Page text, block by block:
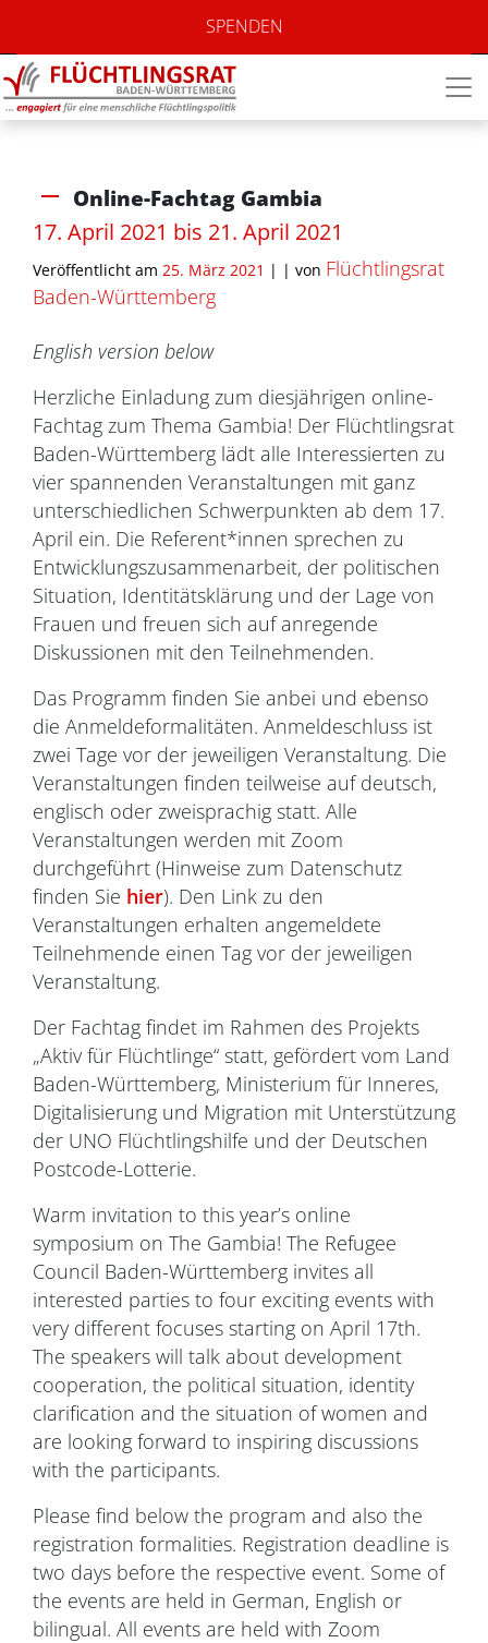
SPENDEN
Online-Fachtag Gambia
17. April 2021 bis 21. April 2021
Veröffentlicht am 25. März 2021 | | von Flüchtlingsrat
Baden-Württemberg
English version below
Herzliche Einladung zum diesjährigen online-
Fachtag zum Thema Gambia! Der Flüchtlingsrat
Baden-Württemberg lädt alle Interessierten zu
vier spannenden Veranstaltungen mit ganz
unterschiedlichen Schwerpunkten ab dem 17.
April ein. Die Referent*innen sprechen zu
Entwicklungszusammenarbeit, der politischen
Situation, Identitätsklärung und der Lage von
Frauen und freuen sich auf anregende
Diskussionen mit den Teilnehmenden.
Das Programm finden Sie anbei und ebenso
die Anmeldeformalitäten. Anmeldeschluss ist
zwei Tage vor der jeweiligen Veranstaltung. Die
Veranstaltungen finden teilweise auf deutsch,
englisch oder zweisprachig statt. Alle
Veranstaltungen werden mit Zoom
durchgeführt (Hinweise zum Datenschutz
finden Sie hier). Den Link zu den
Veranstaltungen erhalten angemeldete
Teilnehmende einen Tag vor der jeweiligen
Veranstaltung.
Der Fachtag findet im Rahmen des Projekts
„Aktiv für Flüchtlinge“ statt, gefördert vom Land
Baden-Württemberg, Ministerium für Inneres,
Digitalisierung und Migration mit Unterstützung
der UNO Flüchtlingshilfe und der Deutschen
Postcode-Lotterie.
Warm invitation to this year’s online
symposium on The Gambia! The Refugee
Council Baden-Württemberg invites all
interested parties to four exciting events with
very different focuses starting on April 17th.
The speakers will talk about development
cooperation, the political situation, identity
clarification and the situation of women and
are looking forward to inspiring discussions
with the participants.
Please find below the program and also the
registration formalities. Registration deadline is
two days before the respective event. Some of
the events are held in German, English or
bilingual. All events are held with Zoom